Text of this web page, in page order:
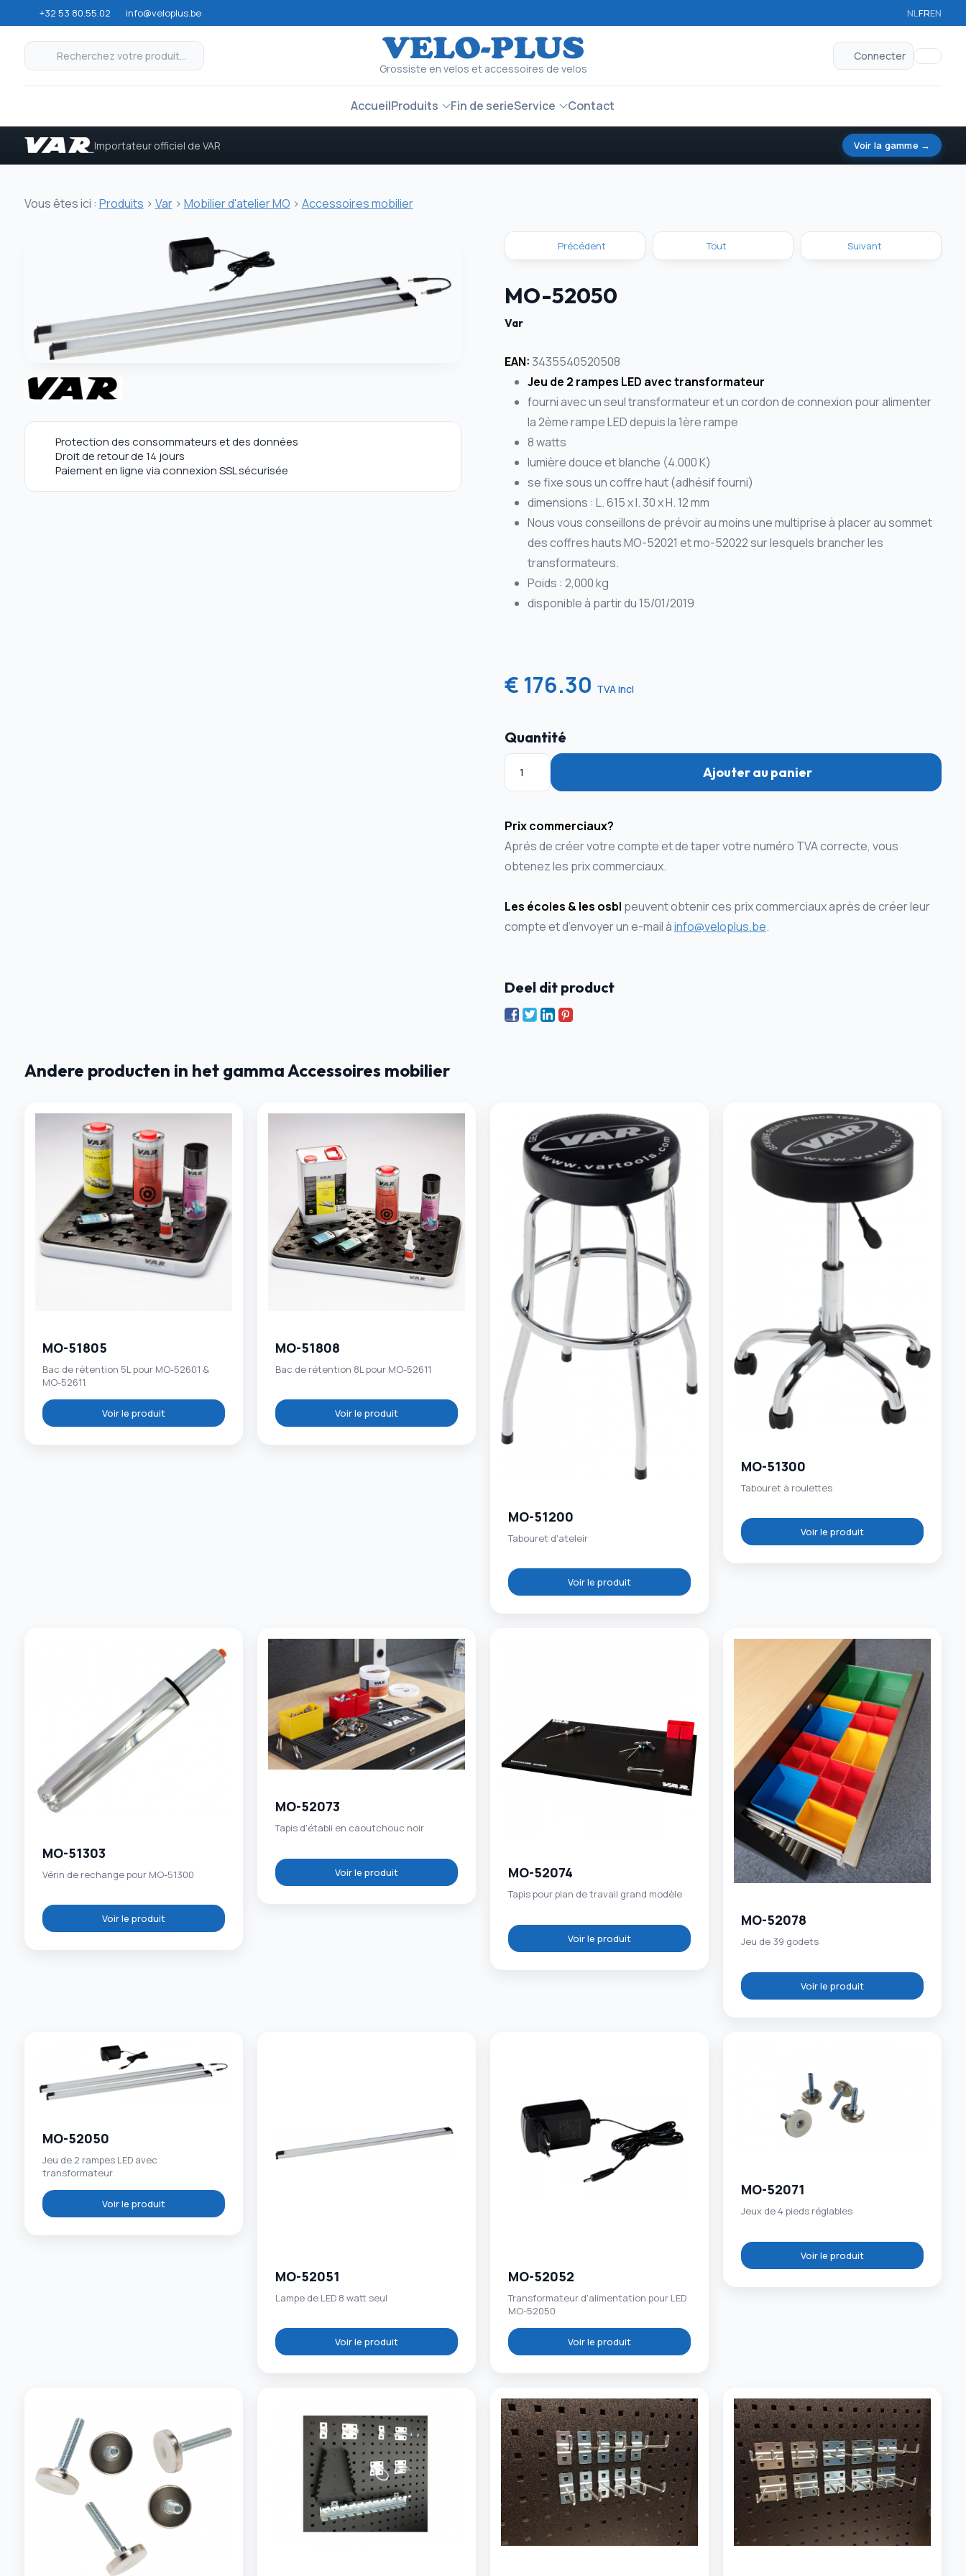
+32 53 80.55.02 info@veloplus.be NLFREN
Grossiste en velos et accessoires de velos
Connecter
AccueilProduits Fin de serieService Contact
Importateur officiel de VAR Voir la gamme →
Vous êtes ici : Produits > Var> Mobilier d'atelier MO > Accessoires mobilier
Protection des consommateurs et des données
Droit de retour de 14 jours
Paiement en ligne via connexion SSL sécurisée
Précédent Tout Suivant
MO-52050
Var
EAN:3435540520508
Jeu de 2 rampes LED avec transformateur
fourni avec un seul transformateur et un cordon de connexion pour alimenter
la 2ème rampe LED depuis la 1ère rampe
8 watts
lumière douce et blanche (4.000 K)
se fixe sous un coffre haut (adhésif fourni)
dimensions : L. 615 x l. 30 x H. 12 mm
Nous vous conseillons de prévoir au moins une multiprise à placer au sommet
des coffres hauts MO-52021 et mo-52022 sur lesquels brancher les
transformateurs.
Poids : 2,000 kg
disponible à partir du 15/01/2019
€ 176.30 TVA incl
Quantité
Ajouter au panier
Prix commerciaux?
Aprés de créer votre compte et de taper votre numéro TVA correcte, vous
obtenez les prix commerciaux.
Les écoles & les osbl peuvent obtenir ces prix commerciaux après de créer leur
compte et d’envoyer un e-mail àinfo@veloplus.be.
Deel dit product
Andere producten in het gamma Accessoires mobilier
MO-51805
Bac de rétention 5L pour MO-52601 &
MO-52611.
Voir le produit
MO-51808
Bac de rétention 8L pour MO-52611
Voir le produit
MO-51200
Tabouret d'ateleir
Voir le produit
MO-51300
Tabouret à roulettes
Voir le produit
MO-51303
Vérin de rechange pour MO-51300
Voir le produit
MO-52073
Tapis d'établi en caoutchouc noir
Voir le produit MO-52074
Tapis pour plan de travail grand modèle
Voir le produit
MO-52078
Jeu de 39 godets
Voir le produit
MO-52050
Jeu de 2 rampes LED avec
transformateur
Voir le produit
MO-52051
Lampe de LED 8 watt seul
Voir le produit
MO-52052
Transformateur d'alimentation pour LED
MO-52050
Voir le produit
MO-52071
Jeux de 4 pieds réglables
Voir le produit